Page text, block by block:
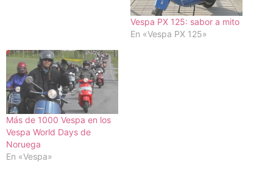
Vespa PX 125: sabor a mito
En «Vespa PX 125»
Más de 1000 Vespa en los
Vespa World Days de
Noruega
En «Vespa»